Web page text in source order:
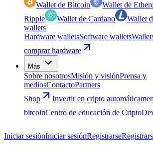
Wallet de Bitcoin Wallet de
Ripple
Wallet de Cardano Wallet
wallets
Hardware walletsSoftware wallets
comprar hardware
Más
Sobre nosotrosMisión y visiónPrensa y
mediosContactoPartners
Shop
Invertir en cripto
bitcoinCentro de educación de Cripto
Iniciar sesiónIniciar sesiónRegistrarse